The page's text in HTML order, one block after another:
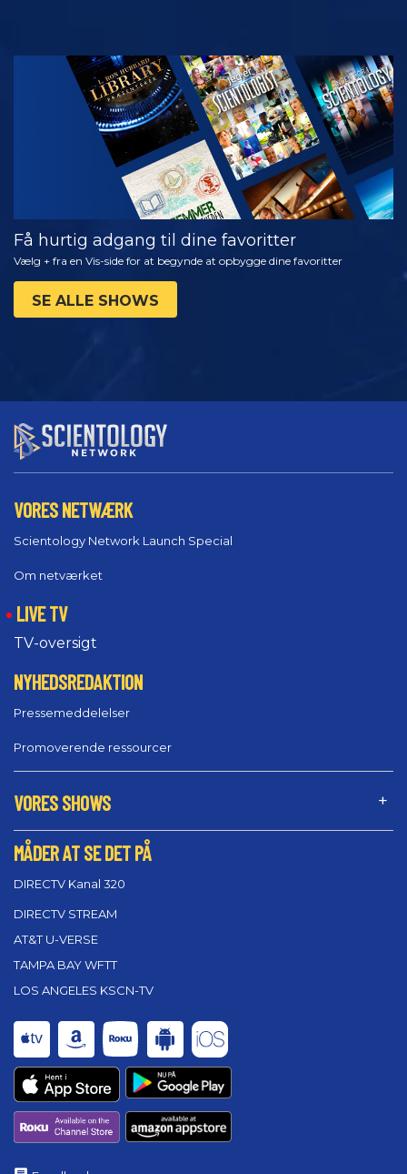
SE
UDFORSK
SERIEN
Få hurtig adgang til dine favoritter
Vælg + fra en Vis-side for at begynde at opbygge dine favoritter
SE ALLE SHOWS
VORES NETWÆRK
Scientology Network Launch Special
Om netværket
LIVE TV
TV-oversigt
NYHEDSREDAKTION
Pressemeddelelser
Promoverende ressourcer
VORES SHOWS
MÅDER AT SE DET PÅ
DIRECTV Kanal 320
DIRECTV STREAM
AT&T U-VERSE
TAMPA BAY WFTT
LOS ANGELES KSCN-TV